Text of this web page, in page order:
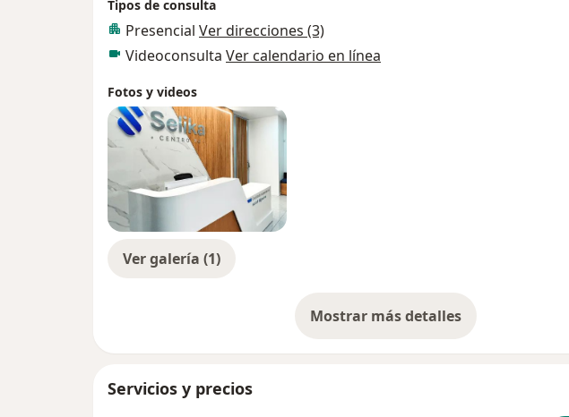
Tipos de consulta
Presencial Ver direcciones (3)
Videoconsulta Ver calendario en línea
Fotos y videos
Ver galería (1)
Mostrar más detalles
sobre la experiencia
Servicios y precios